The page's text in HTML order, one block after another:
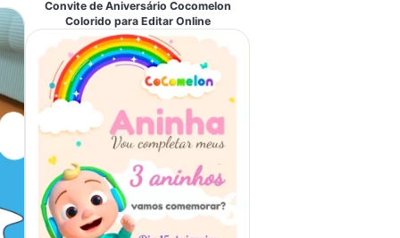
Convite de Aniversário Cocomelon
Colorido para Editar Online